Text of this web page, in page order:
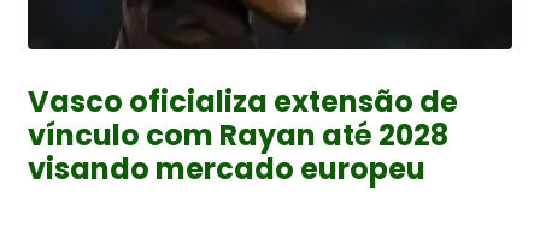
Vasco oficializa extensão de
vínculo com Rayan até 2028
visando mercado europeu